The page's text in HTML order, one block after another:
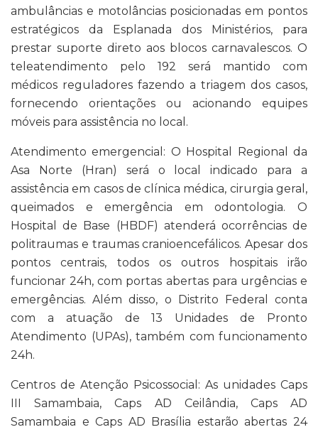
ambulâncias e motolâncias posicionadas em pontos
estratégicos da Esplanada dos Ministérios, para
prestar suporte direto aos blocos carnavalescos. O
teleatendimento pelo 192 será mantido com
médicos reguladores fazendo a triagem dos casos,
fornecendo orientações ou acionando equipes
móveis para assistência no local.
Atendimento emergencial: O Hospital Regional da
Asa Norte (Hran) será o local indicado para a
assistência em casos de clínica médica, cirurgia geral,
queimados e emergência em odontologia. O
Hospital de Base (HBDF) atenderá ocorrências de
politraumas e traumas cranioencefálicos. Apesar dos
pontos centrais, todos os outros hospitais irão
funcionar 24h, com portas abertas para urgências e
emergências. Além disso, o Distrito Federal conta
com a atuação de 13 Unidades de Pronto
Atendimento (UPAs), também com funcionamento
24h.
Centros de Atenção Psicossocial: As unidades Caps
III Samambaia, Caps AD Ceilândia, Caps AD
Samambaia e Caps AD Brasília estarão abertas 24